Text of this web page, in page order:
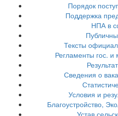
Порядок
Поддержка
НПА в
Тексты
Регламенты гос. и
Сведения о
Условия и
Благоустройство,
Устав